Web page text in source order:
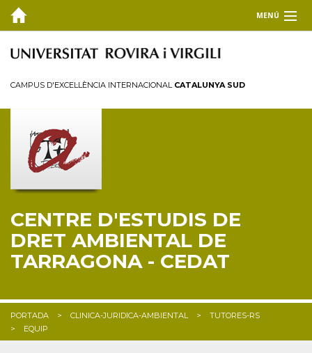
MENÚ
EL CEDAT
Doctorat en Dret Ambiental
Premi Josep Miquel Prats Canut
Clínica Jurídica Ambiental URV
PUBLICACIONS
COL·LABORA
CAMPUS D'EXCEL·LÈNCIA INTERNACIONAL CATALUNYA SUD
CENTRE D'ESTUDIS DE
DRET AMBIENTAL DE
TARRAGONA - CEDAT
PORTADA CLINICA-JURIDICA-AMBIENTAL
TUTORES-RS
EQUIP